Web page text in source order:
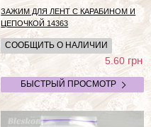
ЗАЖИМ ДЛЯ ЛЕНТ С КАРАБИНОМ И
ЦЕПОЧКОЙ 14363
СООБЩИТЬ О НАЛИЧИИ
5.60грн
БЫСТРЫЙ ПРОСМОТР